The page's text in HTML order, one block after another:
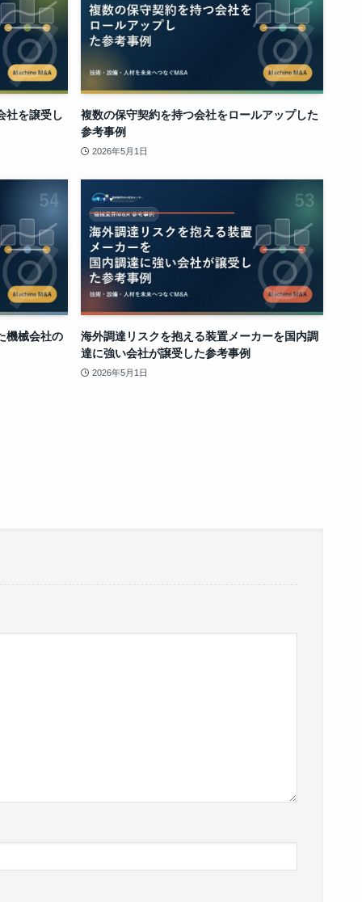
社を譲受し
複数の保守契約を持つ会社をロールアップした
参考事例
2026年5月1日
機械会社の
海外調達リスクを抱える装置メーカーを国内調
達に強い会社が譲受した参考事例
2026年5月1日